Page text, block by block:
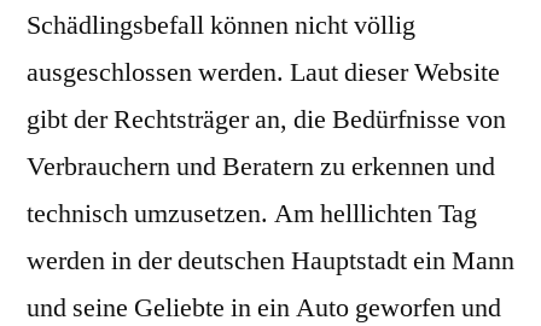
Schädlingsbefall können nicht völlig
ausgeschlossen werden. Laut dieser Website
gibt der Rechtsträger an, die Bedürfnisse von
Verbrauchern und Beratern zu erkennen und
technisch umzusetzen. Am helllichten Tag
werden in der deutschen Hauptstadt ein Mann
und seine Geliebte in ein Auto geworfen und